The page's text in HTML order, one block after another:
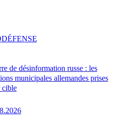
de désinformation russe : les
municipales allemandes prises
cible
DÉFENSE